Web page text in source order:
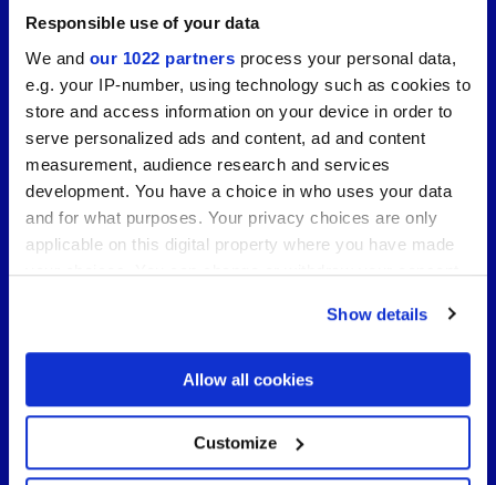
Responsible use of your data
We and our 1022 partners process your personal data,
e.g. your IP-number, using technology such as cookies to
store and access information on your device in order to
serve personalized ads and content, ad and content
measurement, audience research and services
development. You have a choice in who uses your data
and for what purposes. Your privacy choices are only
applicable on this digital property where you have made
your choices. You can change or withdraw your consent
If you allow, we would also like to:
Collect information about your geographical
location which can be accurate to within several
Identify your device by actively scanning it for
specific characteristics (fingerprinting)
Show details
Allow all cookies
Customize
Verso Cersaie 2026 con Marca
anticipazioni dalla fiera ceramica.